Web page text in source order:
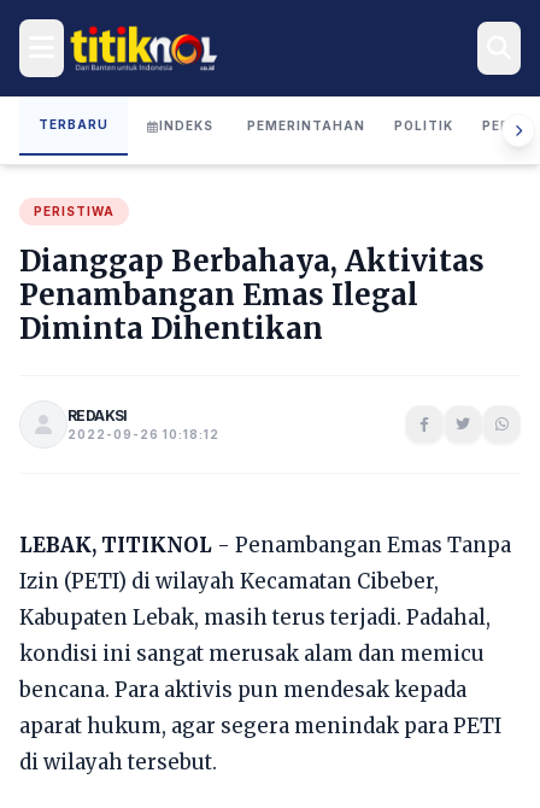
TERBARU INDEKS PEMERINTAHAN POLITIK
PERISTIWA
Dianggap Berbahaya, Aktivitas
Penambangan Emas Ilegal
Diminta Dihentikan
REDAKSI
2022-09-26 10:18:12
LEBAK, TITIKNOL - Penambangan Emas Tanpa
Izin (PETI) di wilayah Kecamatan Cibeber,
Kabupaten Lebak, masih terus terjadi. Padahal,
kondisi ini sangat merusak alam dan memicu
bencana. Para aktivis pun mendesak kepada
aparat hukum, agar segera menindak para PETI
di wilayah tersebut.